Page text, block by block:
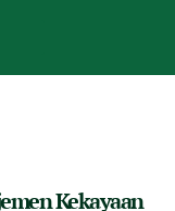
Kekayaan